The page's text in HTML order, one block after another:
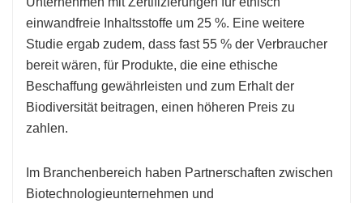
einwandfreie Inhaltsstoffe um 25 %. Eine weitere
Studie ergab zudem, dass fast 55 % der Verbraucher
bereit wären, für Produkte, die eine ethische
Beschaffung gewährleisten und zum Erhalt der
Biodiversität beitragen, einen höheren Preis zu
zahlen.
Im Branchenbereich haben Partnerschaften zwischen
Biotechnologieunternehmen und